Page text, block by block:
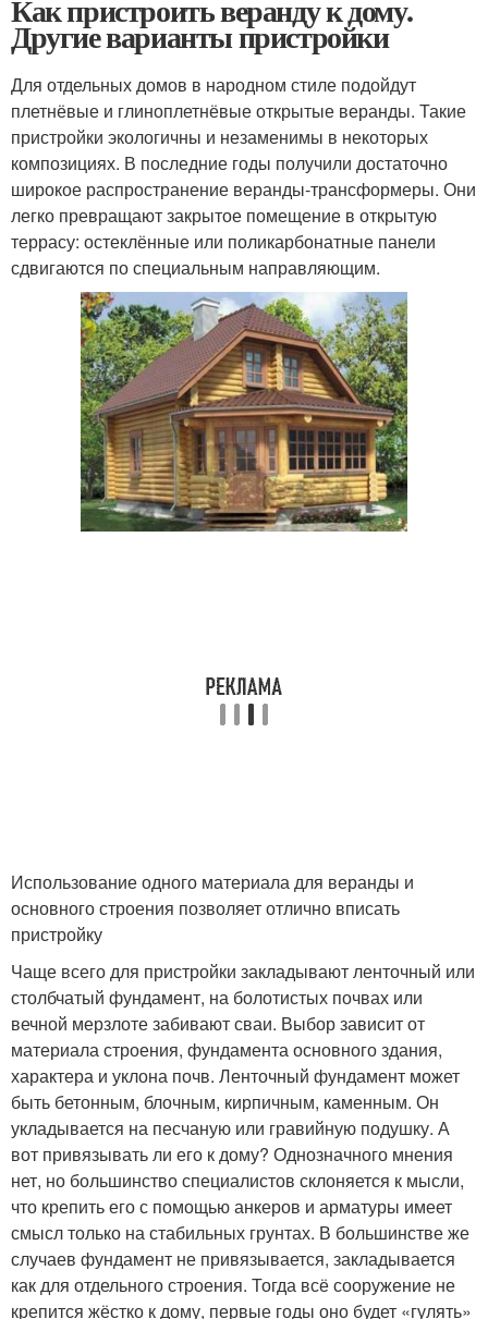
Как пристроить веранду к дому.
Другие варианты пристройки
Для отдельных домов в народном стиле подойдут
плетнёвые и глиноплетнёвые открытые веранды. Такие
пристройки экологичны и незаменимы в некоторых
композициях. В последние годы получили достаточно
широкое распространение веранды-трансформеры. Они
легко превращают закрытое помещение в открытую
террасу: остеклённые или поликарбонатные панели
сдвигаются по специальным направляющим.
Использование одного материала для веранды и
основного строения позволяет отлично вписать
пристройку
Чаще всего для пристройки закладывают ленточный или
столбчатый фундамент, на болотистых почвах или
вечной мерзлоте забивают сваи. Выбор зависит от
материала строения, фундамента основного здания,
характера и уклона почв. Ленточный фундамент может
быть бетонным, блочным, кирпичным, каменным. Он
укладывается на песчаную или гравийную подушку. А
вот привязывать ли его к дому? Однозначного мнения
нет, но большинство специалистов склоняется к мысли,
что крепить его с помощью анкеров и арматуры имеет
смысл только на стабильных грунтах. В большинстве же
случаев фундамент не привязывается, закладывается
как для отдельного строения. Тогда всё сооружение не
крепится жёстко к дому, первые годы оно будет «гулять»